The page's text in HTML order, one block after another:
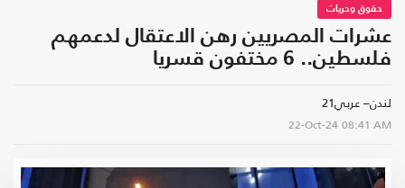
حقوق وحريات
عشرات المصريين رهن الاعتقال لدعمهم
فلسطين.. 6 مختفون قسريا
لندن– عربي21
22-Oct-24 08:41 AM